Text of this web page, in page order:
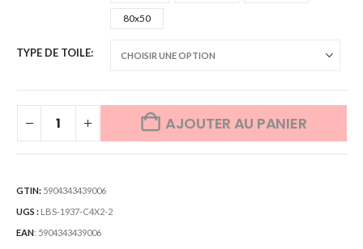
80x50
TYPE DE TOILE
AJOUTER AU PANIER
GTIN: 5904343439006
UGS : LBS-1937-C4X2-2
EAN: 5904343439006